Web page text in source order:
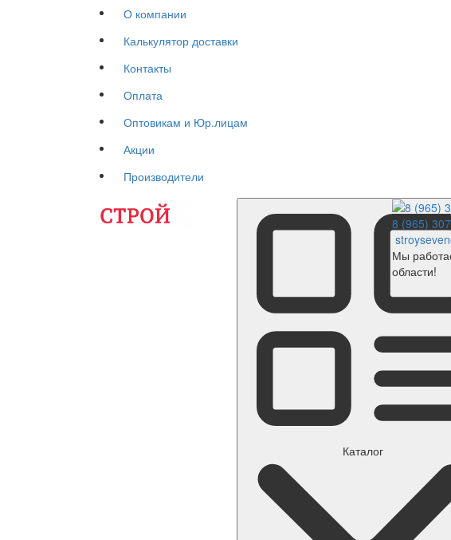
О компании
Калькулятор доставки
Контакты
Оплата
Оптовикам и Юр.лицам
Акции
Производители
Каталог
8 (965)
Мы
области!